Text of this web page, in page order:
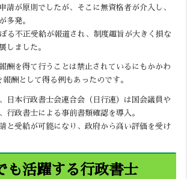
請が原則でしたが、そこに無資格者が介入し、
多発。
る不正受給が報道され、制度趣旨が大きく損な
しました。
酬を得て行うことは禁止されているにもかかわ
報酬として得る例もあったのです。
日本行政書士会連合会（日行連）は国会議員や
行政書士による事前書類確認を導入。
と受給が可能になり、政府から高い評価を受け
も活躍する行政書士